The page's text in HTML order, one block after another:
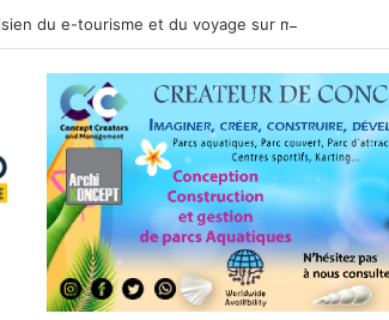
du e-tourisme et du voyage sur mesure